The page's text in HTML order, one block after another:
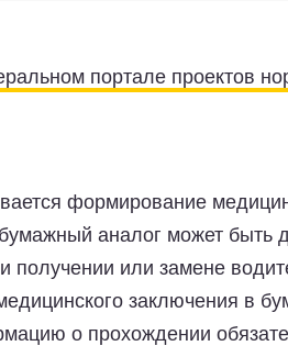
портале проектов
формирование
аналог может быть
или замене
заключения в
о прохождении